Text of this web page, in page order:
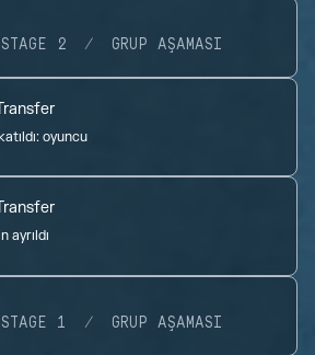
STAGE 2 GRUP AŞAMASI
oyuncu
ayrıldı
STAGE 1 GRUP AŞAMASI